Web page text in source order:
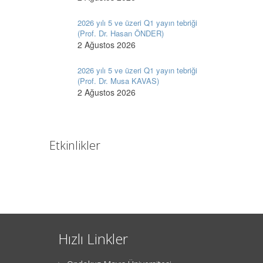
2026 yılı 5 ve üzeri Q1 yayın tebriği
(Prof. Dr. Hasan ÖNDER)
2 Ağustos 2026
2026 yılı 5 ve üzeri Q1 yayın tebriği
(Prof. Dr. Musa KAVAS)
2 Ağustos 2026
Etkinlikler
Hızlı Linkler